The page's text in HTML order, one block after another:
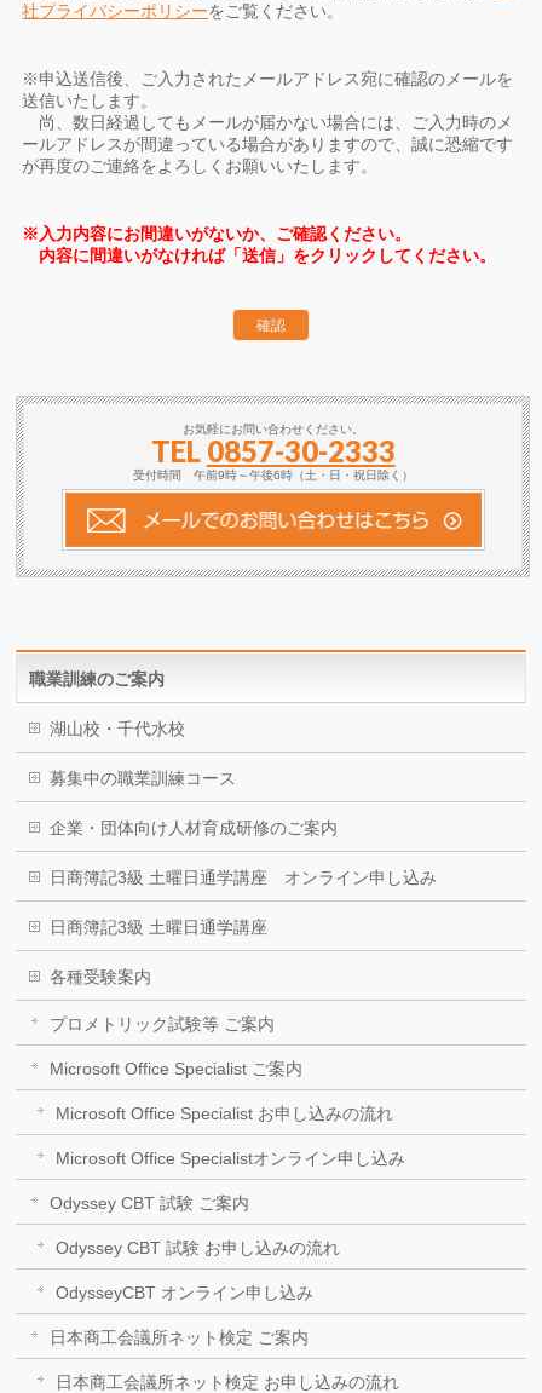
社プライバシーポリシーをご覧ください。
※申込送信後、ご入力されたメールアドレス宛に確認のメールを
送信いたします。
尚、数日経過してもメールが届かない場合には、ご入力時のメ
ールアドレスが間違っている場合がありますので、誠に恐縮です
が再度のご連絡をよろしくお願いいたします。
※入力内容にお間違いがないか、ご確認ください。
内容に間違いがなければ「送信」をクリックしてください。
お気軽にお問い合わせください。
TEL 0857-30-2333
受付時間 午前9時～午後6時（土・日・祝日除く）
職業訓練のご案内
湖山校・千代水校
募集中の職業訓練コース
企業・団体向け人材育成研修のご案内
日商簿記3級 土曜日通学講座 オンライン申し込み
日商簿記3級 土曜日通学講座
各種受験案内
プロメトリック試験等 ご案内
Microsoft Office Specialist ご案内
Microsoft Office Specialist お申し込みの流れ
Microsoft Office Specialistオンライン申し込み
Odyssey CBT 試験 ご案内
Odyssey CBT 試験 お申し込みの流れ
OdysseyCBT オンライン申し込み
日本商工会議所ネット検定 ご案内
日本商工会議所ネット検定 お申し込みの流れ